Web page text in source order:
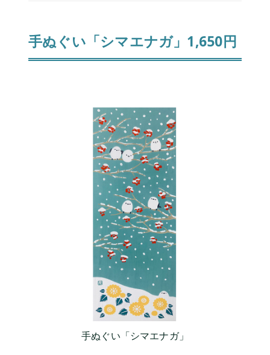
手ぬぐい「シマエナガ」1,650円
手ぬぐい「シマエナガ」